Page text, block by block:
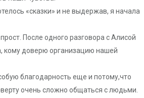
«сказки» и не выдержав, я начала
После одного разговора с Алисой
кому доверю организацию нашей
благодарность еще и потому,что
очень сложно общаться с людьми.